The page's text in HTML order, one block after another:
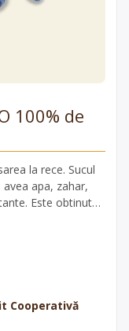
100% de
la rece. Sucul
apa, zahar,
Este obtinut
100%…
Cooperativă